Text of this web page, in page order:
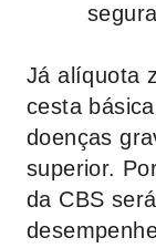
Já alíquota
cesta
doenças
superior.
da CBS